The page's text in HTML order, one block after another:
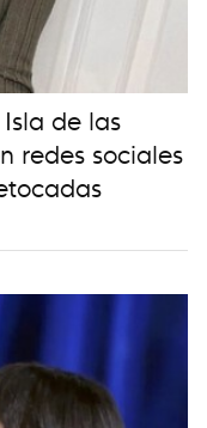
de las
redes sociales